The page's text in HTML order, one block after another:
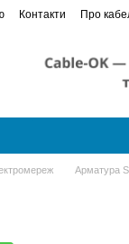
Контакти Про
Арматура